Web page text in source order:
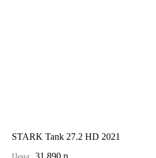
STARK Tank 27.2 HD 2021
31 890 р.